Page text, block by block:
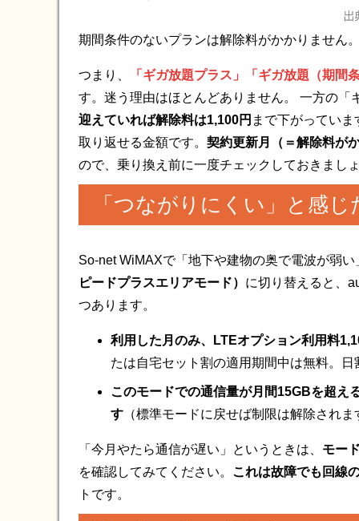
期間条件のないプランは解除料がかかりません
つまり、
「ギガ放題プラス」「ギガ放題（期間
す。迷う理由はほとんどありません。 一方の「
迎えていれば解除料は1,100円 まで下がってい
取り返せる金額です。 契約更新月（＝解除料が
ので、乗り換え前に一度チェックしておきまし
「つながりにくい」と感
So-net WiMAXで「地下や建物の奥で電波が弱
ピードプラスエリアモード） に切り替えると、
つあります。
利用した月のみ、LTEオプション利用料
たは自宅セット割の適用期間中は無料。日
このモードでの通信量が月間15GBを超え
す（標準モードに戻せば制限は解除されま
「今月やたら通信が遅い」というときは、 モー
を確認してみてください。 これは故障でも回線
トです。